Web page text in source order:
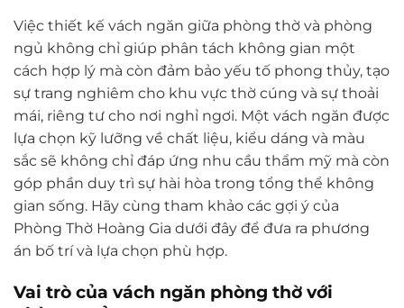
Việc thiết kế vách ngăn giữa phòng thờ và phòng
ngủ không chỉ giúp phân tách không gian một
cách hợp lý mà còn đảm bảo yếu tố phong thủy, tạo
sự trang nghiêm cho khu vực thờ cúng và sự thoải
mái, riêng tư cho nơi nghỉ ngơi. Một vách ngăn được
lựa chọn kỹ lưỡng về chất liệu, kiểu dáng và màu
sắc sẽ không chỉ đáp ứng nhu cầu thẩm mỹ mà còn
góp phần duy trì sự hài hòa trong tổng thể không
gian sống. Hãy cùng tham khảo các gợi ý của
Phòng Thờ Hoàng Gia dưới đây để đưa ra phương
án bố trí và lựa chọn phù hợp.
Vai trò của vách ngăn phòng thờ với